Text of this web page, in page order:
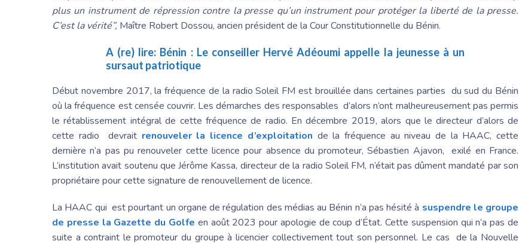
plus un instrument de répression contre la presse qu’un instrument pour protéger la liberté de la presse.
C’est la vérité”, Maître Robert Dossou, ancien président de la Cour Constitutionnelle du Bénin.
A (re) lire: Bénin : Le conseiller Hervé Adéoumi appelle la jeunesse à un
sursaut patriotique
Début novembre 2017, la fréquence de la radio Soleil FM est brouillée dans certaines parties du sud du Bénin
où la fréquence est censée couvrir. Les démarches des responsables d’alors n’ont malheureusement pas permis
le rétablissement intégral de cette fréquence de radio. En décembre 2019, alors que le directeur d’alors de
cette radio devrait renouveler la licence d’exploitation de la fréquence au niveau de la HAAC, cette
dernière n’a pas pu renouveler cette licence pour absence du promoteur, Sébastien Ajavon, exilé en France.
L’institution avait soutenu que Jérôme Kassa, directeur de la radio Soleil FM, n’était pas dûment mandaté par son
propriétaire pour cette signature de renouvellement de licence.
La HAAC qui est pourtant un organe de régulation des médias au Bénin n’a pas hésité à suspendre le groupe
de presse la Gazette du Golfe en août 2023 pour apologie de coup d’État. Cette suspension qui n’a pas de
suite a contraint le promoteur du groupe à licencier collectivement tout son personnel. Le cas de la Nouvelle